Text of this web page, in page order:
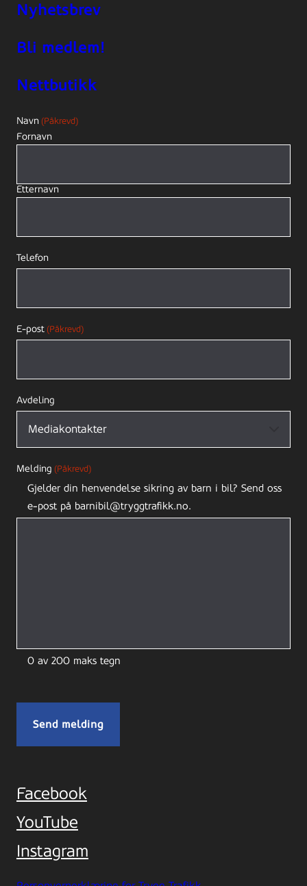
Nyhetsbrev
Bli medlem!
Nettbutikk
Navn (Påkrevd)
Fornavn
Etternavn
Telefon
E-post (Påkrevd)
Avdeling
Melding (Påkrevd)
Gjelder din henvendelse sikring av barn i bil? Send oss
e-post på barnibil@tryggtrafikk.no.
0 av 200 maks tegn
Facebook
YouTube
Instagram